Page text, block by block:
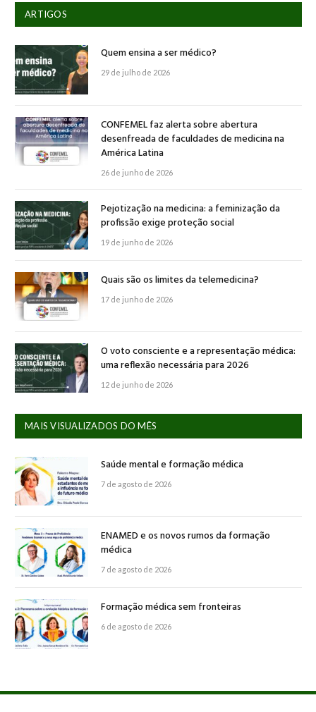
ARTIGOS
Quem ensina a ser médico?
29 de julho de 2026
CONFEMEL faz alerta sobre abertura
desenfreada de faculdades de medicina na
América Latina
26 de junho de 2026
Pejotização na medicina: a feminização da
profissão exige proteção social
19 de junho de 2026
Quais são os limites da telemedicina?
17 de junho de 2026
O voto consciente e a representação médica:
uma reflexão necessária para 2026
12 de junho de 2026
MAIS VISUALIZADOS DO MÊS
Saúde mental e formação médica
7 de agosto de 2026
ENAMED e os novos rumos da formação
médica
7 de agosto de 2026
Formação médica sem fronteiras
6 de agosto de 2026